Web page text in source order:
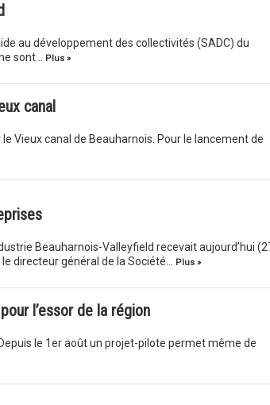
au développement des collectivités (SADC) du
sont…
Plus »
canal
Vieux canal de Beauharnois. Pour le lancement de
Beauharnois-Valleyfield recevait aujourd’hui
directeur général de la Société…
Plus »
l’essor de la région
le 1er août un projet-pilote permet même de